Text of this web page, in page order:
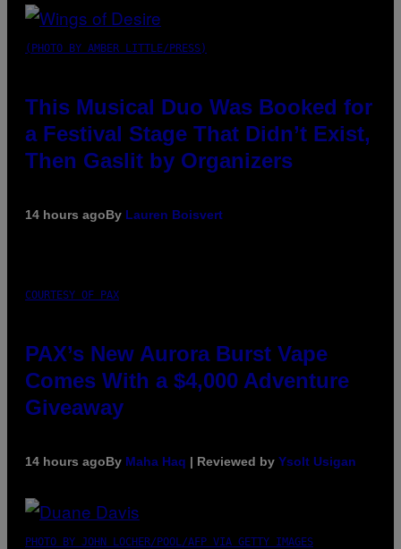
(PHOTO BY AMBER LITTLE/PRESS)
This Musical Duo Was Booked for
a Festival Stage That Didn’t Exist,
Then Gaslit by Organizers
14 hours agoBy Lauren Boisvert
COURTESY OF PAX
PAX’s New Aurora Burst Vape
Comes With a $4,000 Adventure
Giveaway
14 hours agoBy Maha Haq | Reviewed by Ysolt Usigan
PHOTO BY JOHN LOCHER/POOL/AFP VIA GETTY IMAGES